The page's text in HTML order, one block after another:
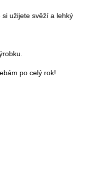
užijete svěží a lehký
po celý rok!